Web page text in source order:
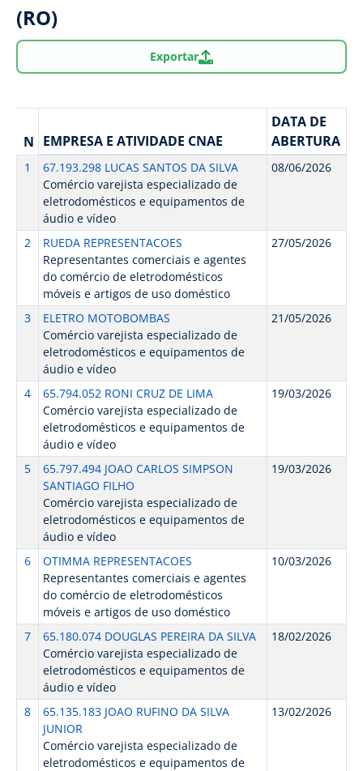
(RO)
Exportar
N EMPRESA E ATIVIDADE CNAE
DATA DE
ABERTURA
1
67.193.298 LUCAS SANTOS DA SILVA
Comércio varejista especializado de
eletrodomésticos e equipamentos de
áudio e vídeo
08/06/2026
2
RUEDA REPRESENTACOES
Representantes comerciais e agentes
do comércio de eletrodomésticos
móveis e artigos de uso doméstico
27/05/2026
3
ELETRO MOTOBOMBAS
Comércio varejista especializado de
eletrodomésticos e equipamentos de
áudio e vídeo
21/05/2026
4
65.794.052 RONI CRUZ DE LIMA
Comércio varejista especializado de
eletrodomésticos e equipamentos de
áudio e vídeo
19/03/2026
5
65.797.494 JOAO CARLOS SIMPSON
SANTIAGO FILHO
Comércio varejista especializado de
eletrodomésticos e equipamentos de
áudio e vídeo
19/03/2026
6
OTIMMA REPRESENTACOES
Representantes comerciais e agentes
do comércio de eletrodomésticos
móveis e artigos de uso doméstico
10/03/2026
7
65.180.074 DOUGLAS PEREIRA DA SILVA
Comércio varejista especializado de
eletrodomésticos e equipamentos de
áudio e vídeo
18/02/2026
8
65.135.183 JOAO RUFINO DA SILVA
JUNIOR
Comércio varejista especializado de
eletrodomésticos e equipamentos de
13/02/2026